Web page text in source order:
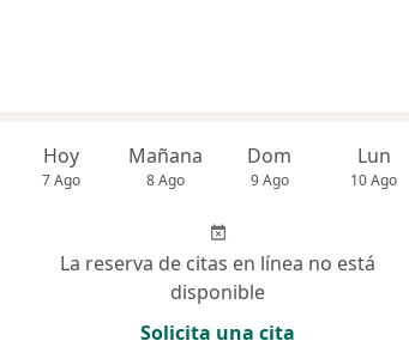
Hoy
7 Ago
Mañana
8 Ago
Dom
9 Ago
Lun
10 Ago
La reserva de citas en línea no está
disponible
Solicita una cita